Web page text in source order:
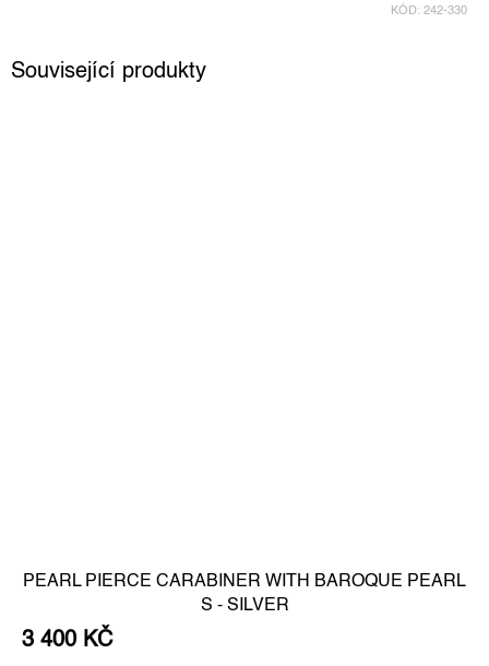
KÓD: 242-330
Související produkty
PEARL PIERCE CARABINER WITH BAROQUE PEARL
S - SILVER
3 400 KČ